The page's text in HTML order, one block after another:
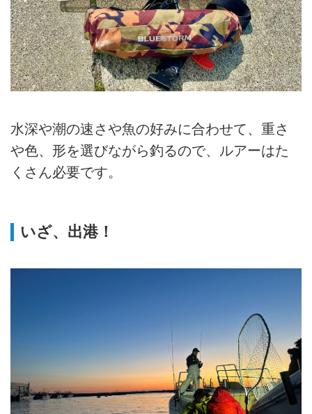
水深や潮の速さや魚の好みに合わせて、重さ
や色、形を選びながら釣るので、ルアーはた
くさん必要です。
いざ、出港！